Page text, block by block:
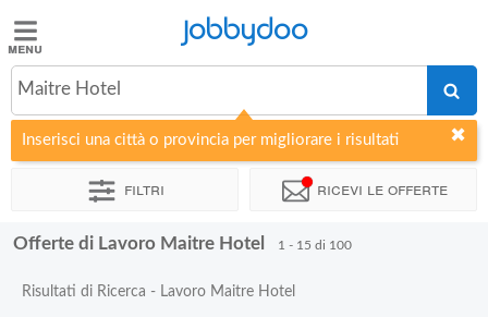
Jobbydoo
Offerte
di
lavoro
Elenco
Jobbydoo
Maitre Hotel
Inserisci una città o provincia per migliorare i risultati
Filtri Ricevi le offerte
Offerte di Lavoro Maitre Hotel 1 - 15 di 100
Risultati di Ricerca - Lavoro Maitre Hotel